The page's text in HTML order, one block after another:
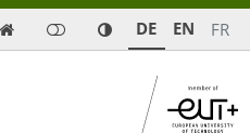
 DE EN FR